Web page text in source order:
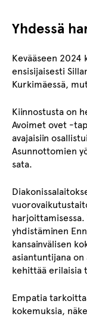
Yhdessä
Kevääseen
ensisijaisesti
Kurkimäessä,
Kiinnostusta on
Avoimet ovet -
avajaisiin
Asunnottomien
sata.
yhdistäminen
kansainvälisen
asiantuntijana
kehittää erilaisia
Empatia
kokemuksia,